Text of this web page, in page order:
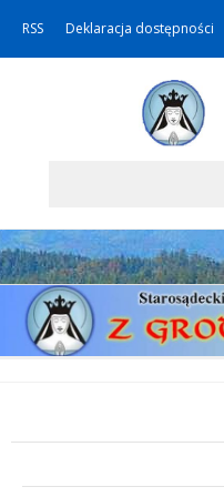
RSS Deklaracja dostępności